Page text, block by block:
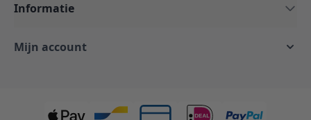
Informatie
Mijn account